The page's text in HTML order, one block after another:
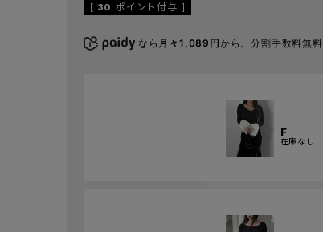
[ 30 ポイント付与 ]
なら 月々1,089円から。分割手数料無料
F
在庫なし